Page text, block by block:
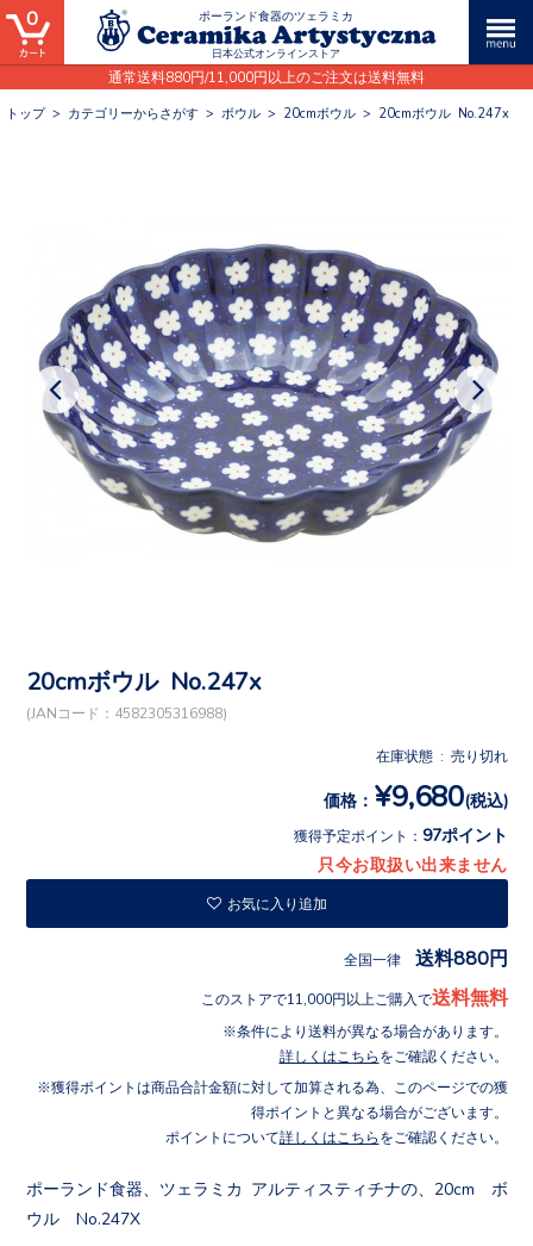
ポーランド食器のツェラミカ
日本公式オンラインストア
通常送料880円/11,000円以上のご注文は送料無料
0
トップ> カテゴリーからさがす > ボウル > 20cmボウル > 20cmボウル No.247x
20cmボウル No.247x
(JANコード：4582305316988)
在庫状態 : 売り切れ
価格： ¥9,680(税込)
獲得予定ポイント： 97ポイント
只今お取扱い出来ません
お気に入り追加
全国一律 送料880円
このストアで11,000円以上ご購入で送料無料
条件により送料が異なる場合があります。
詳しくはこちら をご確認ください。
獲得ポイントは商品合計金額に対して加算される為、このページでの獲
得ポイントと異なる場合がございます。
ポイントについて詳しくはこちら をご確認ください。
ポーランド食器、ツェラミカ アルティスティチナの、20cm ボ
ウル No.247X